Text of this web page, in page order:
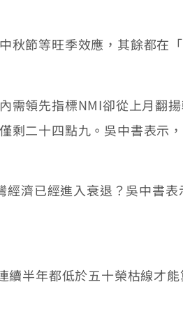
節等旺季效應，其餘都在「
領先指標NMI卻從上月翻
二十四點九。吳中書表示
已經進入衰退？吳中書表
半年都低於五十榮枯線才能